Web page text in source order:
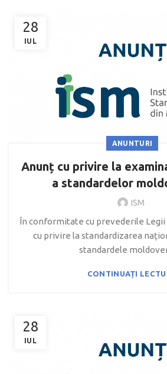
28
IUL
ANUNTURI
Anunț cu privire la
a standardelor
ISM
În conformitate cu prevederile Legii
cu privire la standardizarea
standardele
CONTINUAȚI
28
IUL